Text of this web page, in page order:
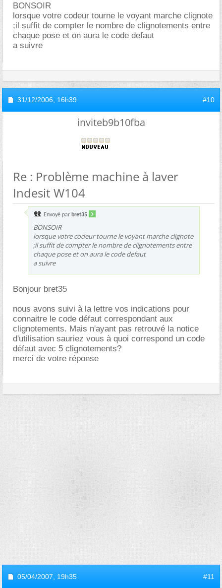
BONSOIR
lorsque votre codeur tourne le voyant marche clignote
;il suffit de compter le nombre de clignotements entre
chaque pose et on aura le code defaut
a suivre
31/12/2006, 16h39 #10
inviteb9b10fba
Re : Problème machine à laver
Indesit W104
Envoyé par bret35
BONSOIR
lorsque votre codeur tourne le voyant marche clignote
;il suffit de compter le nombre de clignotements entre
chaque pose et on aura le code defaut
a suivre
Bonjour bret35
nous avons suivi à la lettre vos indications pour
connaitre le code défaut correspondant aux
clignotements. Mais n'ayant pas retrouvé la notice
d'utilisation sauriez vous à quoi correspond un code
défaut avec 5 clignotements?
merci de votre réponse
05/04/2007, 19h35 #11